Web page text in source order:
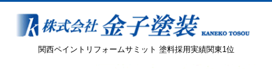
関西ペイントリフォームサミット 塗料採用実績関東1位